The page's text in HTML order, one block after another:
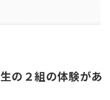
の２組の体験があ